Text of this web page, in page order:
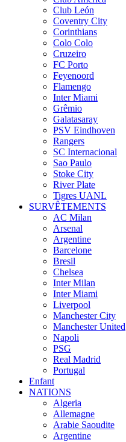
Club León
Coventry City
Corinthians
Colo Colo
Cruzeiro
FC Porto
Feyenoord
Flamengo
Inter Miami
Grêmio
Galatasaray
PSV Eindhoven
Rangers
SC Internacional
Sao Paulo
Stoke City
River Plate
Tigres UANL
SURVÊTEMENTS
AC Milan
Arsenal
Argentine
Barcelone
Bresil
Chelsea
Inter Milan
Inter Miami
Liverpool
Manchester City
Manchester United
Napoli
PSG
Real Madrid
Portugal
Enfant
NATIONS
Algeria
Allemagne
Arabie Saoudite
Argentine